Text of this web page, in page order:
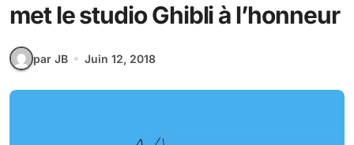
met le studio Ghibli à l’honneur
par JB Juin 12, 2018